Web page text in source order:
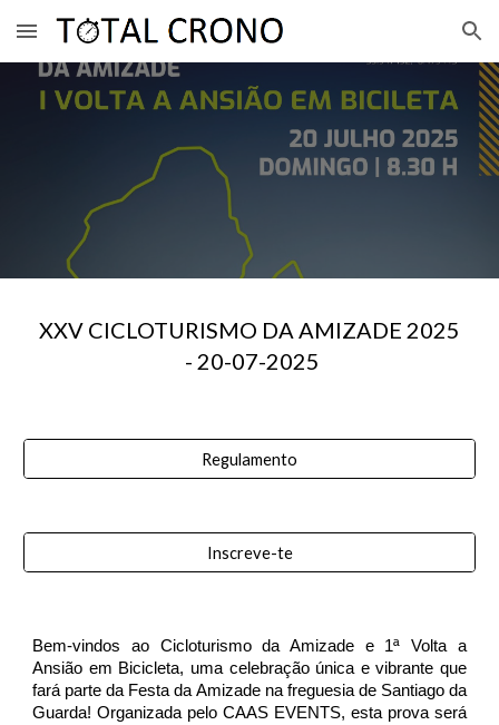
Skip to main content Skip to navigation
XXV CICLOTURISMO DA AMIZADE 2025
- 20-07-2025
Regulamento
Inscreve-te
Bem-vindos ao Cicloturismo da Amizade e 1ª Volta a
Ansião em Bicicleta, uma celebração única e vibrante que
fará parte da Festa da Amizade na freguesia de Santiago da
Guarda! Organizada pelo CAAS EVENTS, esta prova será